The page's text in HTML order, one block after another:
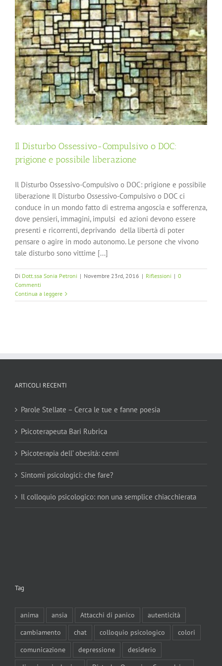
Il Disturbo Ossessivo-Compulsivo o DOC:
prigione e possibile liberazione
Il Disturbo Ossessivo-Compulsivo o DOC: prigione e possibile
liberazione Il Disturbo Ossessivo-Compulsivo o DOC ci
conduce in un mondo fatto di estrema angoscia e sofferenza,
dove pensieri, immagini, impulsi ed azioni devono essere
presenti e ricorrenti, deprivando della libertà di poter
pensare o agire in modo autonomo. Le persone che vivono
tale disturbo sono vittime [...]
Di Dott.ssa Sonia Petroni | Novembre 23rd, 2016 | Riflessioni | 0
Commenti
Continua a leggere
ARTICOLI RECENTI
Parole Stellate – Cerca le tue e fanne poesia
Psicoterapeuta Bari Rubrica
Psicoterapia dell’ obesità: cenni
Sintomi psicologici: che fare?
Il colloquio psicologico: non una semplice chiacchierata
Tag
anima ansia Attacchi di panico
autenticità
cambiamento
chat colloquio psicologico
colori
comunicazione
depressione
desiderio